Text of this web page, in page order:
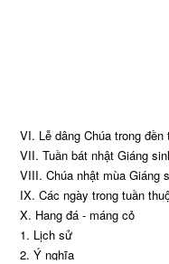
VI. Lễ dâng Chúa trong đền
VII. Tuần bát nhật Giáng
VIII. Chúa nhật mùa Giáng
IX. Các ngày trong tuần
X. Hang đá - máng cỏ
1. Lịch sử
2. Ý nghĩa